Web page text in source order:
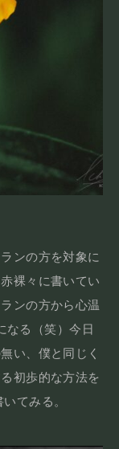
ンの方を対象に
裸々に書いてい
ンの方から心温
なる（笑）今日
い、僕と同じく
初歩的な方法を
てみる。